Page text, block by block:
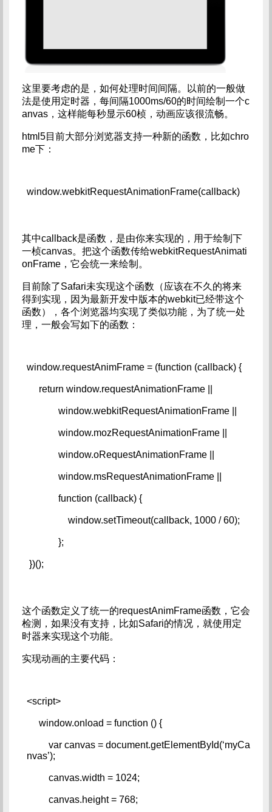
这里要考虑的是，如何处理时间间隔。以前的一般做
法是使用定时器，每间隔1000ms/60的时间绘制一个c
anvas，这样能每秒显示60桢，动画应该很流畅。
html5目前大部分浏览器支持一种新的函数，比如chro
me下：
window.webkitRequestAnimationFrame(callback)
其中callback是函数，是由你来实现的，用于绘制下
一桢canvas。把这个函数传给webkitRequestAnimati
onFrame，它会统一来绘制。
目前除了Safari未实现这个函数（应该在不久的将来
得到实现，因为最新开发中版本的webkit已经带这个
函数），各个浏览器均实现了类似功能，为了统一处
理，一般会写如下的函数：
window.requestAnimFrame = (function (callback) {
return window.requestAnimationFrame ||
window.webkitRequestAnimationFrame ||
window.mozRequestAnimationFrame ||
window.oRequestAnimationFrame ||
window.msRequestAnimationFrame ||
function (callback) {
window.setTimeout(callback, 1000 / 60);
};
})();
这个函数定义了统一的requestAnimFrame函数，它会
检测，如果没有支持，比如Safari的情况，就使用定
时器来实现这个功能。
实现动画的主要代码：
<script>
window.onload = function () {
nvas’);
canvas.width = 1024;
canvas.height = 768;